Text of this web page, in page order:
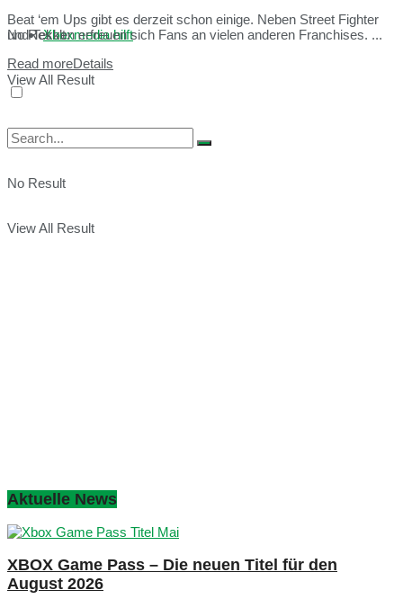
No Result
View All Result
Xboxmedia hilft
No Result
View All Result
Beat ‘em Ups gibt es derzeit schon einige. Neben Street Fighter
und Tekken erfreuen sich Fans an vielen anderen Franchises. ...
Read moreDetails
Aktuelle News
XBOX Game Pass – Die neuen Titel für den
August 2026